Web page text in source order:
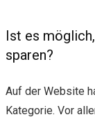
Ist es
sparen?
Auf der Website
Kategorie. Vor